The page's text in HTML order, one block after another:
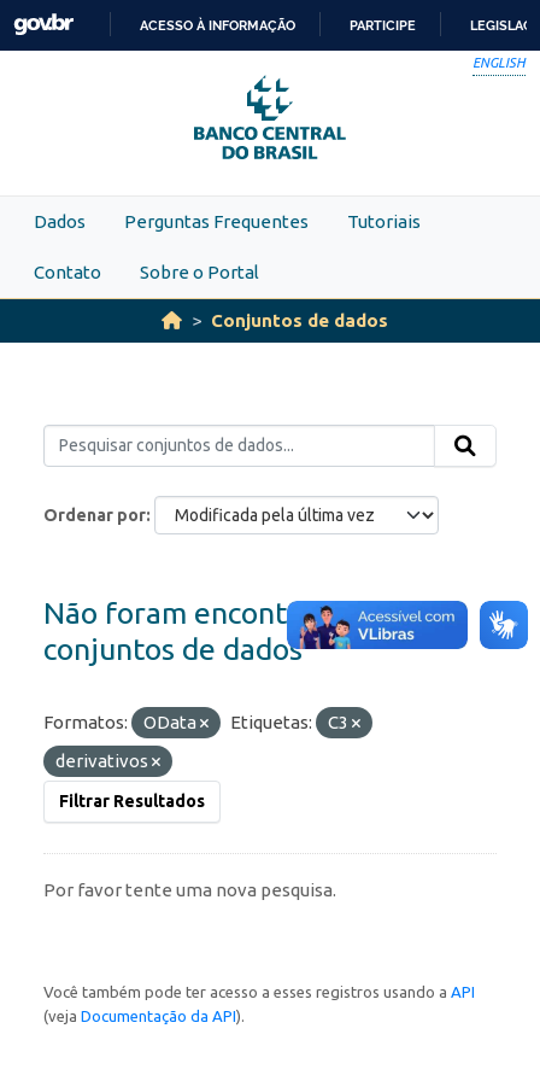
Skip to main content
PARA
O
CONTEÚDO
ACESSO À INFORMAÇÃO PARTICIPE
ENGLISH
Dados Perguntas Frequentes Tutoriais
Contato Sobre o Portal
Conjuntos de dados
Ordenar por
Não foram encontrados
conjuntos de dados
Formatos: OData Etiquetas:
C3
derivativos
Filtrar Resultados
Por favor tente uma nova pesquisa.
Você também pode ter acesso a esses registros usando a API
(veja Documentação da API).